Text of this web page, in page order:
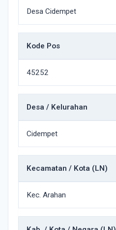
Desa Cidempet
Kode Pos
45252
Desa / Kelurahan
Cidempet
Kecamatan / Kota (LN)
Kec. Arahan